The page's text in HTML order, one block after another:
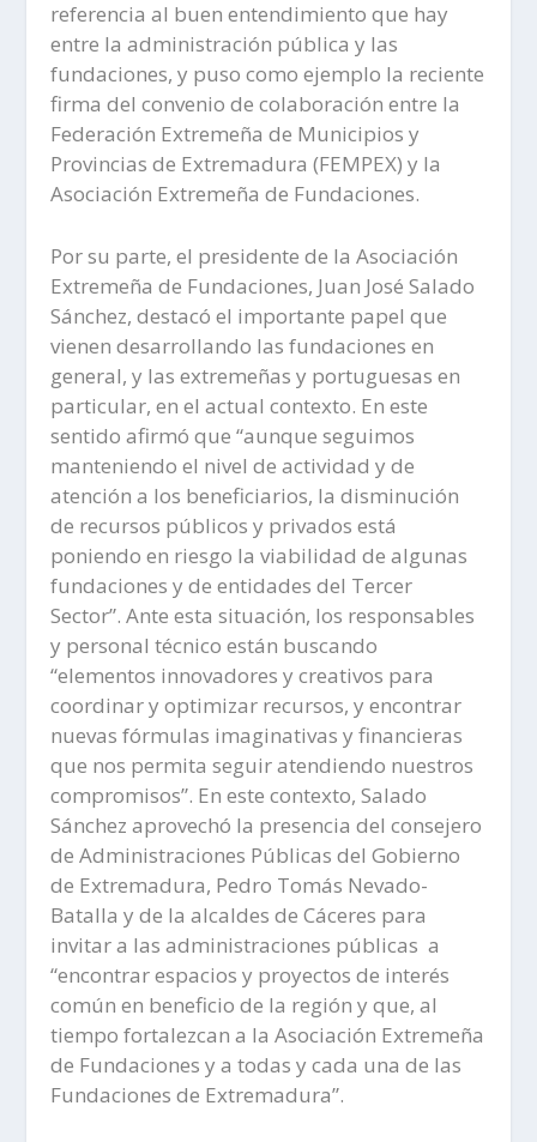
referencia al buen entendimiento que hay
entre la administración pública y las
fundaciones, y puso como ejemplo la reciente
firma del convenio de colaboración entre la
Federación Extremeña de Municipios y
Provincias de Extremadura (FEMPEX) y la
Asociación Extremeña de Fundaciones.
Por su parte, el presidente de la Asociación
Extremeña de Fundaciones, Juan José Salado
Sánchez, destacó el importante papel que
vienen desarrollando las fundaciones en
general, y las extremeñas y portuguesas en
particular, en el actual contexto. En este
sentido afirmó que “aunque seguimos
manteniendo el nivel de actividad y de
atención a los beneficiarios, la disminución
de recursos públicos y privados está
poniendo en riesgo la viabilidad de algunas
fundaciones y de entidades del Tercer
Sector”. Ante esta situación, los responsables
y personal técnico están buscando
“elementos innovadores y creativos para
coordinar y optimizar recursos, y encontrar
nuevas fórmulas imaginativas y financieras
que nos permita seguir atendiendo nuestros
compromisos”. En este contexto, Salado
Sánchez aprovechó la presencia del consejero
de Administraciones Públicas del Gobierno
de Extremadura, Pedro Tomás Nevado-
Batalla y de la alcaldes de Cáceres para
invitar a las administraciones públicas a
“encontrar espacios y proyectos de interés
común en beneficio de la región y que, al
tiempo fortalezcan a la Asociación Extremeña
de Fundaciones y a todas y cada una de las
Fundaciones de Extremadura”.